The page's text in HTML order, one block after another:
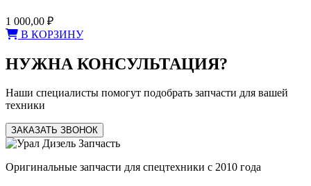
1 000,00 ₽
В КОРЗИНУ
НУЖНА КОНСУЛЬТАЦИЯ?
Наши специалисты помогут подобрать запчасти для вашей
техники
ЗАКАЗАТЬ ЗВОНОК
Оригинальные запчасти для спецтехники с 2010 года